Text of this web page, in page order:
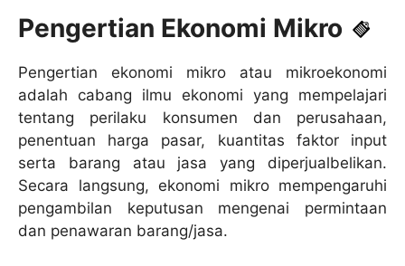
Pengertian Ekonomi Mikro
Pengertian ekonomi mikro atau mikroekonomi
adalah cabang ilmu ekonomi yang mempelajari
tentang perilaku konsumen dan perusahaan,
penentuan harga pasar, kuantitas faktor input
serta barang atau jasa yang diperjualbelikan.
Secara langsung, ekonomi mikro mempengaruhi
pengambilan keputusan mengenai permintaan
dan penawaran barang/jasa.